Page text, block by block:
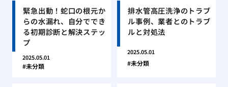
緊急出動！蛇口の根元か
らの水漏れ、自分ででき
る初期診断と解決ステッ
プ
2025.05.01
未分類
排水管高圧洗浄のトラブ
ル事例、業者とのトラブ
ルと対処法
2025.05.01
未分類